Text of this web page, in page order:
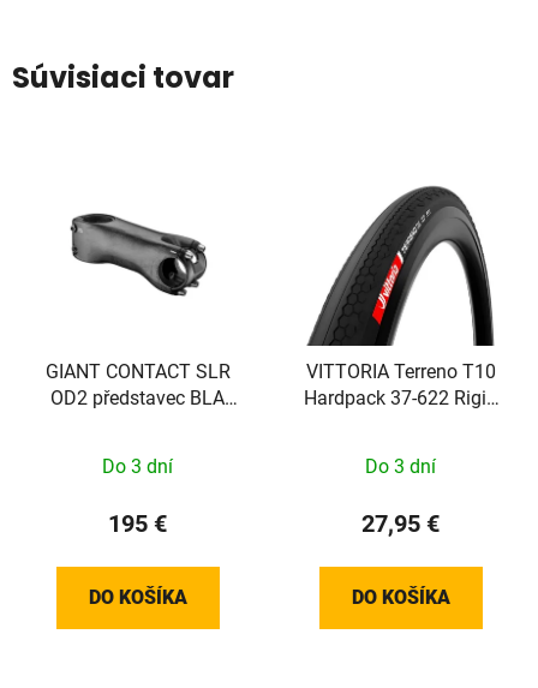
Súvisiaci tovar
GIANT CONTACT SLR
OD2 představec BLA
Do 3 dní
195 €
DO KOŠÍKA
VITTORIA Terreno T10
Hardpack 37-622 Rigid
Do 3 dní
27,95 €
DO KOŠÍKA